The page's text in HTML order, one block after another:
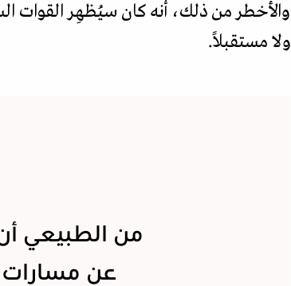
والأخطر من ذلك، أنه كان سيُظهِر القوات
ولا مستقبلاً.
من الطبيعي
عن مسارات